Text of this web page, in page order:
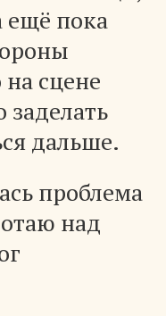
ещё пока
сцене
заделать
дальше.
проблема
над